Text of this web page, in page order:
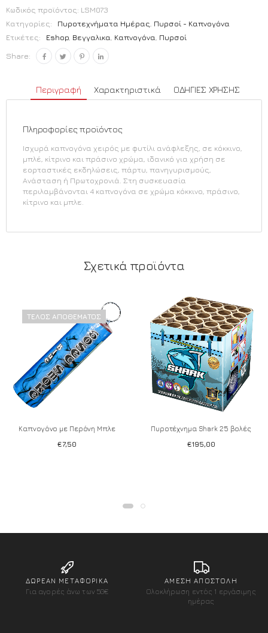
Κωδικός προϊόντος: LSM073
Κατηγορίες:
Πυροτεχνήματα Ημέρας Πυρσοί - Καπνογόνα
Ετικέτες:
Eshop Βεγγαλικα Καπνογόνα Πυρσοί
Share:
Περιγραφή Χαρακτηριστικά ΟΔΗΓΙΕΣ ΧΡΗΣΗΣ
Πληροφορίες προϊόντος
Ισχυρά καπνογόνα χειρός με φυτίλι ανάφλεξης, σε κόκκινο,
μπλέ, κίτρινο και πράσινο χρώμα, ιδανικό για χρήση σε
εορταστικές εκδηλώσεις, πάρτυ, πανηγυρισμούς,
Ανάσταση ή Πρωτοχρονιά. Στη συσκευασία
περιλαμβάνονται 4 καπνογόνα σε χρώμα κόκκινο, πράσινο,
κίτρινο και μπλε.
Σχετικά προϊόντα
ΤΈΛΟΣ ΑΠΟΘΈΜΑΤΟΣ
Καπνογόνο με Περόνη Μπλε
€7,50
Add to wishlist
Πυροτέχνημα Shark 25 βολές
€195,00
Add to wishlist
ΔΩΡΕΑΝ ΜΕΤΑΦΟΡΙΚΑ
Για αγορές άνω των 50€
ΑΜΕΣΗ ΑΠΟΣΤΟΛΗ
Ολοκλήρωση εντός 1 εργάσιμης
ημέρας